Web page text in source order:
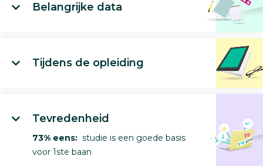
Belangrijke data
Tijdens de opleiding
Tevredenheid
73% eens: studie is een goede basis
voor 1ste baan